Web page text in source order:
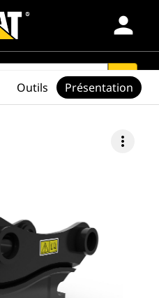
person
search
more_vert
Outils Présentation